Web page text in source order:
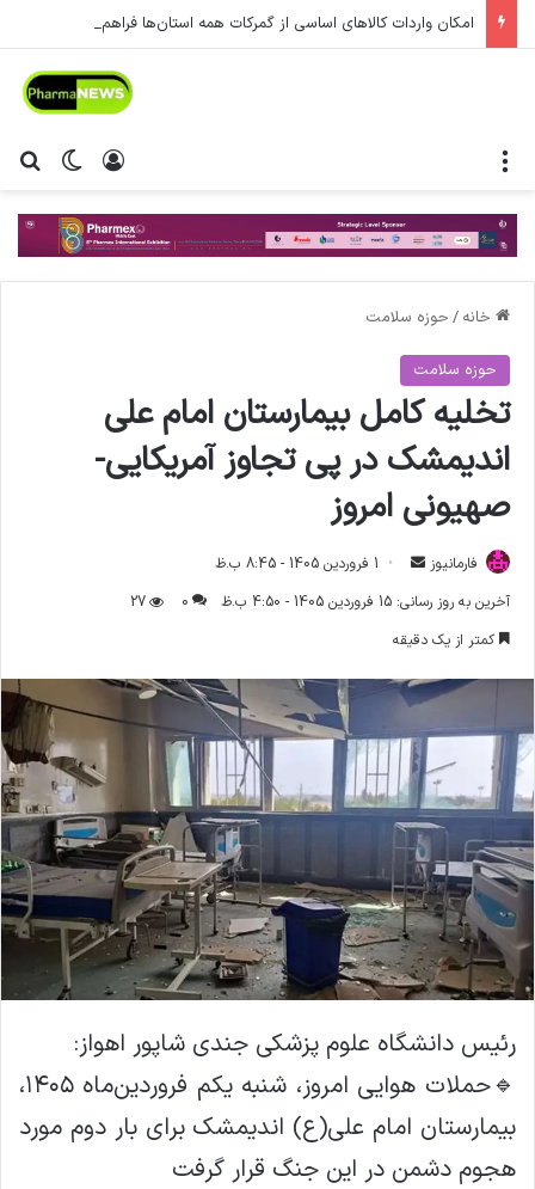
امکان واردات کالاهای اساسی از گمرکات همه استان‌ها فراهم شد.
تغییر ورود
خانه / حوزه سلامت
حوزه سلامت
تخلیه کامل بیمارستان امام علی
اندیمشک در پی تجاوز آمریکایی-
صهیونی امروز
فارمانیوز
ا
ل
ا
ی
م
ی
ل
1 فروردین 1405 - 8:45 ب.ظ
آخرین به روز رسانی: 15 فروردین 1405 - 4:50 ب.ظ
0
27
کمتر از یک دقیقه
رئیس دانشگاه علوم پزشکی جندی شاپور اهواز:
🔹حملات هوایی امروز، شنبه یکم فروردین‌ماه ۱۴۰۵،
بیمارستان امام علی(ع) اندیمشک برای بار دوم مورد
هجوم دشمن در این جنگ قرار گرفت